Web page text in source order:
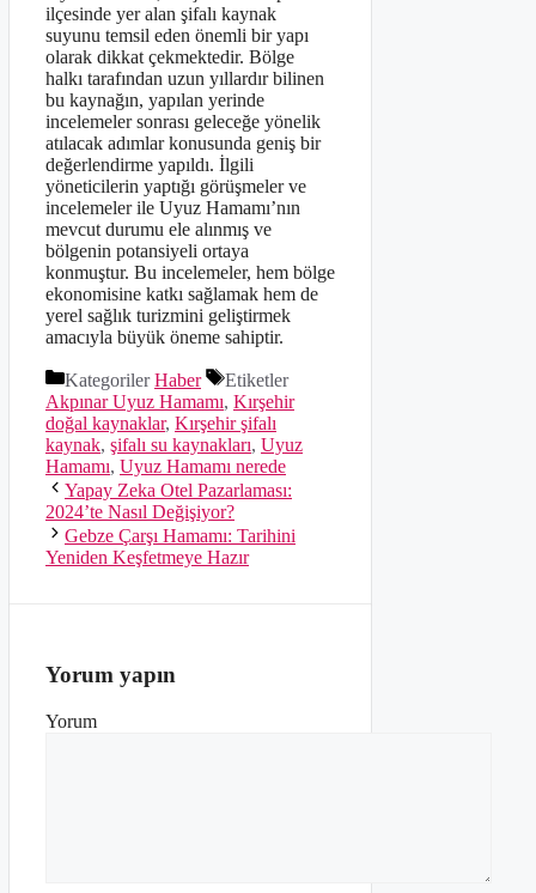
ilçesinde yer alan şifalı kaynak
suyunu temsil eden önemli bir yapı
olarak dikkat çekmektedir. Bölge
halkı tarafından uzun yıllardır bilinen
bu kaynağın, yapılan yerinde
incelemeler sonrası geleceğe yönelik
atılacak adımlar konusunda geniş bir
değerlendirme yapıldı. İlgili
yöneticilerin yaptığı görüşmeler ve
incelemeler ile Uyuz Hamamı’nın
mevcut durumu ele alınmış ve
bölgenin potansiyeli ortaya
konmuştur. Bu incelemeler, hem bölge
ekonomisine katkı sağlamak hem de
yerel sağlık turizmini geliştirmek
amacıyla büyük öneme sahiptir.
KategorilerHaber
Etiketler
Akpınar Uyuz Hamamı, Kırşehir
doğal kaynaklar, Kırşehir şifalı
kaynak, şifalı su kaynakları, Uyuz
Hamamı, Uyuz Hamamı nerede
Yapay Zeka Otel Pazarlaması:
2024’te Nasıl Değişiyor?
Gebze Çarşı Hamamı: Tarihini
Yeniden Keşfetmeye Hazır
Yorum yapın
Yorum